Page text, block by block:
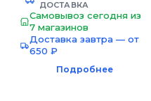
ДОСТАВКА
Самовывоз сегодня из
7 магазинов
Доставка завтра — от
650 ₽
Подробнее